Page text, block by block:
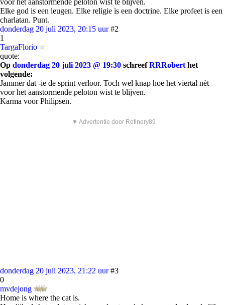
voor het aanstormende peloton wist te blijven.
Elke god is een leugen. Elke religie is een doctrine. Elke profeet is een
charlatan. Punt.
donderdag 20 juli 2023, 20:15 uur #2
1
TargaFlorio
quote:
Op donderdag 20 juli 2023 @ 19:30 schreefRRRobert het
volgende:
Jammer dat -ie de sprint verloor. Toch wel knap hoe het viertal nèt
voor het aanstormende peloton wist te blijven.
Karma voor Philipsen.
▼ Advertentie door Refinery89
donderdag 20 juli 2023, 21:22 uur #3
0
mvdejong
Home is where the cat is.